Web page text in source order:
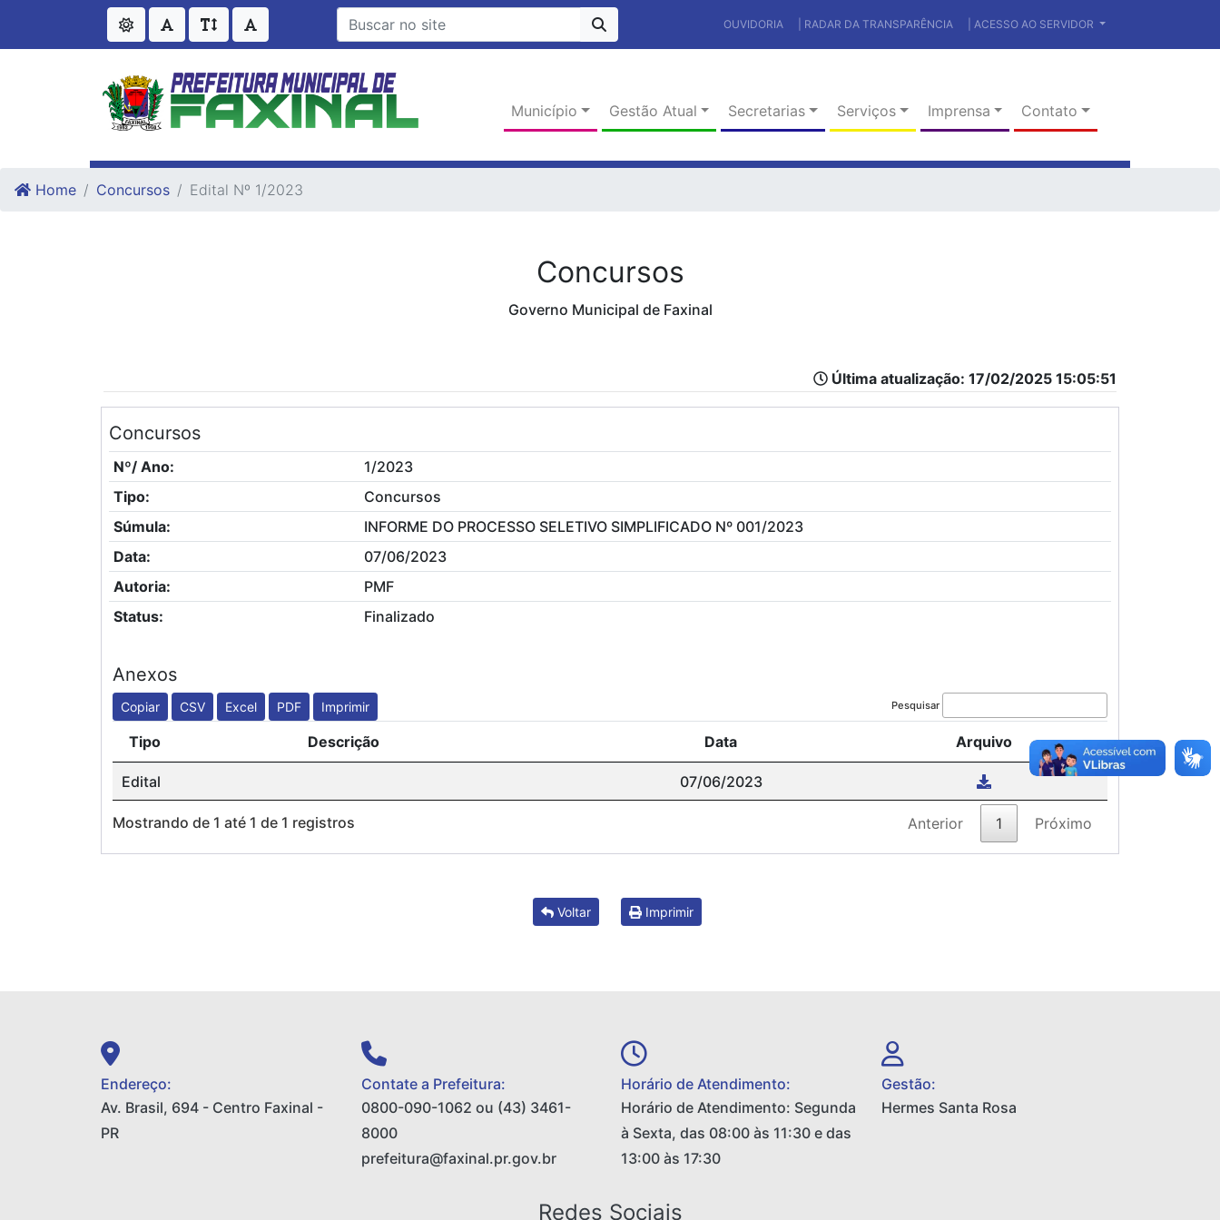
Ir para o conteudo
Ir para o fim do conteudo
OUVIDORIA | RADAR DA TRANSPARÊNCIA | ACESSO AO SERVIDOR
Município Gestão Atual Secretarias Serviços Imprensa Contato
Home Concursos Edital Nº 1/2023
Concursos
Governo Municipal de Faxinal
Última atualização: 17/02/2025 15:05:51
Concursos
Nº/ Ano:
1/2023
Tipo:
Concursos
Súmula:
INFORME DO PROCESSO SELETIVO SIMPLIFICADO Nº 001/2023
Data:
07/06/2023
Autoria:
PMF
Status:
Finalizado
Anexos
Copiar CSV Excel PDF Imprimir Pesquisar
Tipo Descrição Data Arquivo
Edital 07/06/2023
Mostrando de 1 até 1 de 1 registros Anterior 1 Próximo
Voltar Imprimir
Endereço:
Av. Brasil, 694 - Centro Faxinal -
PR
Contate a Prefeitura:
0800-090-1062 ou (43) 3461-
8000
prefeitura@faxinal.pr.gov.br
Horário de Atendimento:
Horário de Atendimento: Segunda
à Sexta, das 08:00 às 11:30 e das
13:00 às 17:30
Gestão:
Hermes Santa Rosa
Redes Sociais